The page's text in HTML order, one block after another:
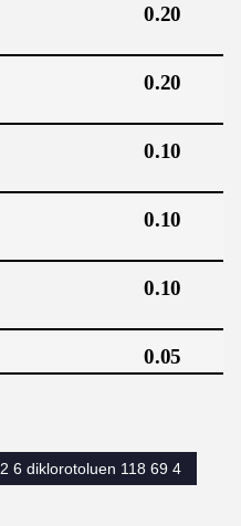
0.20
0.20
0.10
0.10
0.10
0.05
2 6 diklorotoluen 118 69 4